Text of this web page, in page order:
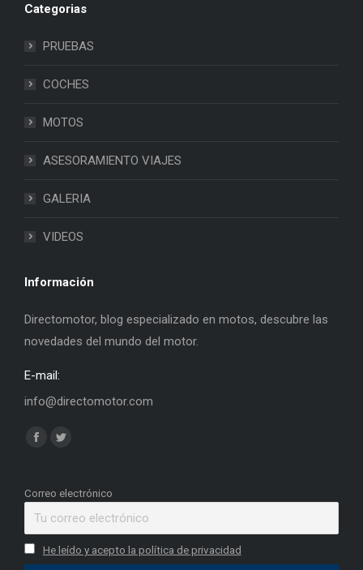
Categorias
PRUEBAS
COCHES
MOTOS
ASESORAMIENTO VIAJES
GALERIA
VIDEOS
Información
Directomotor, blog especializado en motos, descubre las
novedades del mundo del motor.
E-mail:
info@directomotor.com
Find us on:
Facebook
opens
window
Twitter
opens
window
Correo electrónico
He leído y acepto la política de privacidad